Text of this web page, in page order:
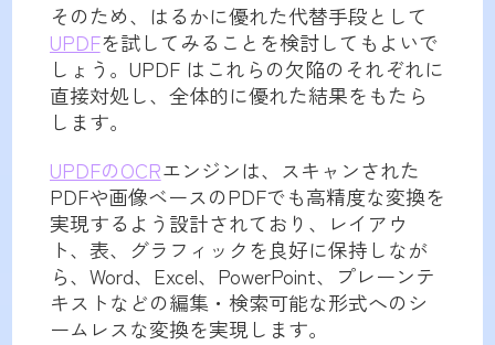
そのため、はるかに優れた代替手段として
UPDFを試してみることを検討してもよいで
しょう。UPDF はこれらの欠陥のそれぞれに
直接対処し、全体的に優れた結果をもたら
します。
UPDFのOCRエンジンは、スキャンされた
PDFや画像ベースのPDFでも高精度な変換を
実現するよう設計されており、レイアウ
ト、表、グラフィックを良好に保持しなが
ら、Word、Excel、PowerPoint、プレーンテ
キストなどの編集・検索可能な形式へのシ
ームレスな変換を実現します。